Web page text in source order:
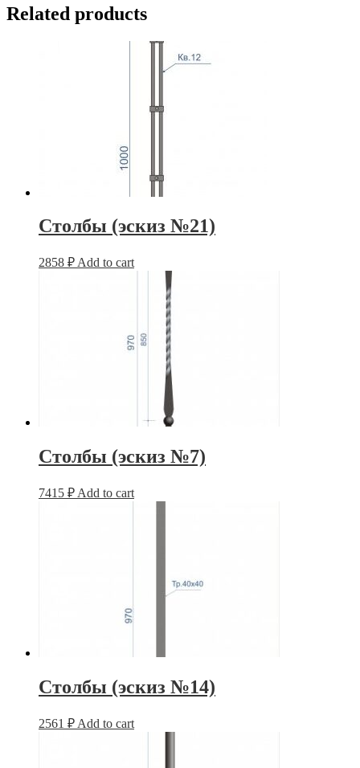
Related products
Столбы (эскиз №21)
2858 ₽ Add to cart
Столбы (эскиз №7)
7415 ₽ Add to cart
Столбы (эскиз №14)
2561 ₽ Add to cart